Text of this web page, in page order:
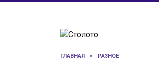
ГЛАВНАЯ » РАЗНОЕ